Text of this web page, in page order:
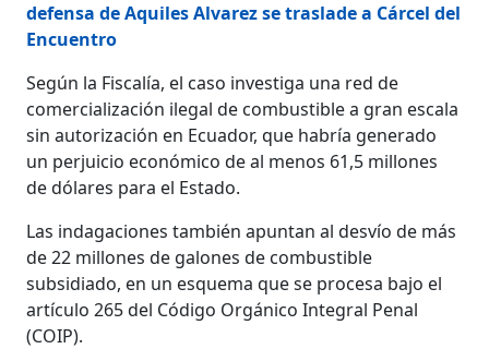
defensa de Aquiles Alvarez se traslade a Cárcel del
Encuentro
Según la Fiscalía, el caso investiga una red de
comercialización ilegal de combustible a gran escala
sin autorización en Ecuador, que habría generado
un perjuicio económico de al menos 61,5 millones
de dólares para el Estado.
Las indagaciones también apuntan al desvío de más
de 22 millones de galones de combustible
subsidiado, en un esquema que se procesa bajo el
artículo 265 del Código Orgánico Integral Penal
(COIP).